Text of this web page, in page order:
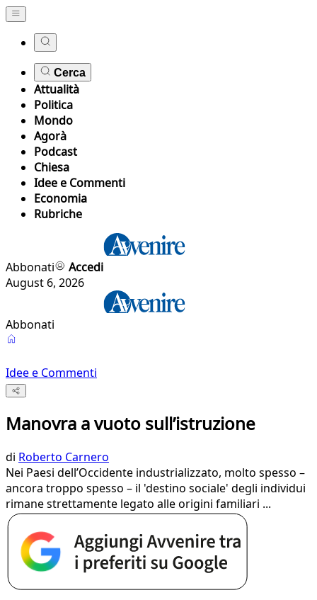
Cerca
Attualità
Politica
Mondo
Agorà
Podcast
Chiesa
Idee e Commenti
Economia
Rubriche
Abbonati
Accedi
August 6, 2026
Abbonati
Idee e Commenti
Manovra a vuoto sull’istruzione
di Roberto Carnero
Nei Paesi dell’Occidente industrializzato, molto spesso –
ancora troppo spesso – il 'destino sociale' degli individui
rimane strettamente legato alle origini familiari ...